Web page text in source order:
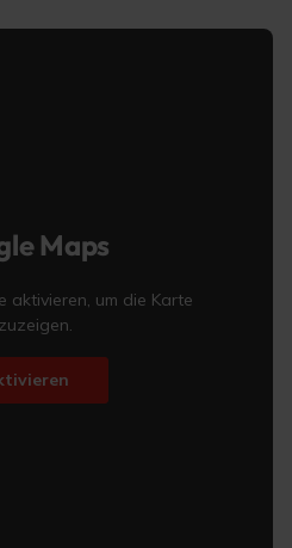
Maps
aktivieren, um die Karte